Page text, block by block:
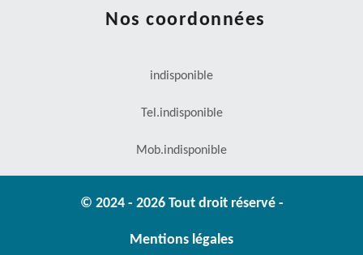
Nos coordonnées
indisponible
Tel.indisponible
Mob.indisponible
© 2024 - 2026 Tout droit réservé -
Mentions légales